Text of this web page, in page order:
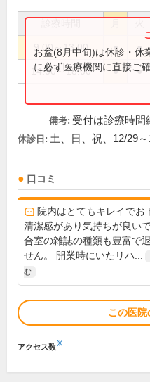
9:00～13:00 ● ●
14:00～18:00 ● ●
お盆(8月中旬)は休診・休
に必ず医療機関に直接ご
備考: 受付は診療時間
休診日: 土、日、祝、12/29
口コミ
院内はとてもキレイでお
清潔感があり気持ちが良い
合室の雑誌の種類も豊富で
せん。 開業時にいたリハ...
む
この医院
アクセス数※